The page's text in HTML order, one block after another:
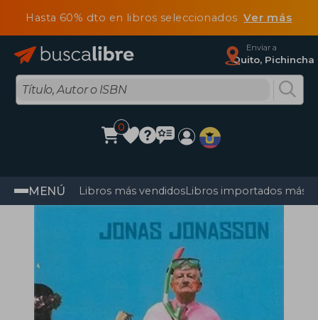
Hasta 60% dto en libros seleccionadosVer más
Enviar a
Quito, Pichincha
0
MENÚ Libros más vendidosLibros importados más